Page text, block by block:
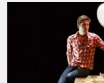
Oh Boy ! d’après Marie-Aude
Letellier - Critique sortie